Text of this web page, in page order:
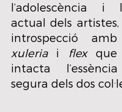
l’adolescència
actual dels
xuleria i flex que
intacta
segura dels dos